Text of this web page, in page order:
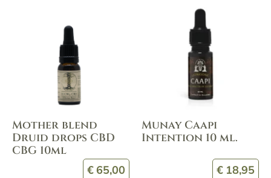
Mother blend
Druid drops CBD
CBG 10ml
€ 65,00
Munay Caapi
Intention 10 ml.
€ 18,95